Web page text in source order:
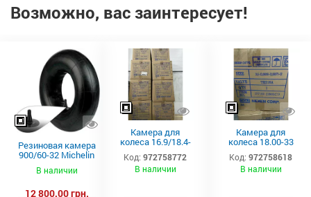
Возможно, вас заинтересует!
Резиновая камера
900/60-32 Michelin
сельскохозяйственн
В наличии
12 800,00 грн.
Камера для
колеса 16.9/18.4-
46 TR-218A Kabat
Код: 972758772
В наличии
Камера для
колеса 18.00-33
TRJ1175C Kabat*
Код: 972758618
В наличии